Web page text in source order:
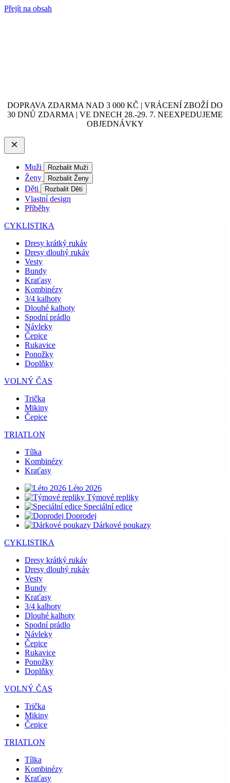
Přejít na obsah
DOPRAVA ZDARMA NAD 3 000 KČ | VRÁCENÍ ZBOŽÍ DO
30 DNŮ ZDARMA | VE DNECH 28.-29. 7. NEEXPEDUJEME
OBJEDNÁVKY
Muži Rozbalit Muži
Ženy Rozbalit Ženy
Děti Rozbalit Děti
Vlastní design
Příběhy
CYKLISTIKA
Dresy krátký rukáv
Dresy dlouhý rukáv
Vesty
Bundy
Kraťasy
Kombinézy
3/4 kalhoty
Dlouhé kalhoty
Spodní prádlo
Návleky
Čepice
Rukavice
Ponožky
Doplňky
VOLNÝ ČAS
Trička
Mikiny
Čepice
TRIATLON
Tílka
Kombinézy
Kraťasy
Léto 2026
Týmové repliky
Speciální edice
Doprodej
Dárkové poukazy
CYKLISTIKA
Dresy krátký rukáv
Dresy dlouhý rukáv
Vesty
Bundy
Kraťasy
3/4 kalhoty
Dlouhé kalhoty
Spodní prádlo
Návleky
Čepice
Rukavice
Ponožky
Doplňky
VOLNÝ ČAS
Trička
Mikiny
Čepice
TRIATLON
Tílka
Kombinézy
Kraťasy